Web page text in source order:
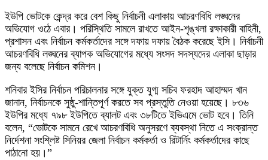
ইউপি ভোটকে কেন্দ্র করে বেশ কিছু নির্বাচনী এলাকায় আচরণবিধি লঙ্ঘনের
অভিযোগ ওঠে এবার। পরিস্থিতি সামলে রাখতে আইন-শৃঙ্খলা রক্ষাকারী বাহিনী,
প্রশাসন এবং নির্বাচন কর্মকর্তাদের সঙ্গে দফায় দফায় বৈঠক করেছে ইসি। নির্বাচনী
আচরণবিধি লঙ্ঘনের ব্যাপক অভিযোগের মধ্যে সংসদ সদস্যদের এলাকা ছাড়ার
জন্য বলেছে নির্বাচন কমিশন।
শনিবার ইসির নির্বাচন পরিচালনার সঙ্গে যুক্ত যুগ্ম সচিব ফরহাদ আহাম্মদ খান
জানান, নির্বাচনকে সুষ্ঠু-শান্তিপূর্ণ করতে সব প্রস্তুতি নেওয়া হয়েছে। ৮৩৬
ইউপির মধ্যে ৭৯৮ ইউপিতে ব্যালট এবং ৩৮টিতে ইভিএমে ভোট হবে। তিনি
বলেন, “ভোটকে সামনে রেখে আচরণবিধি অনুসরণে ব্যবস্থা নিতে এ সংক্রান্ত
নির্দেশনা সংশ্লিষ্ট সিনিয়র জেলা নির্বাচন কর্মকর্তা ও রিটার্নিং কর্মকর্তাদের কাছে
পাঠানো হয়।”